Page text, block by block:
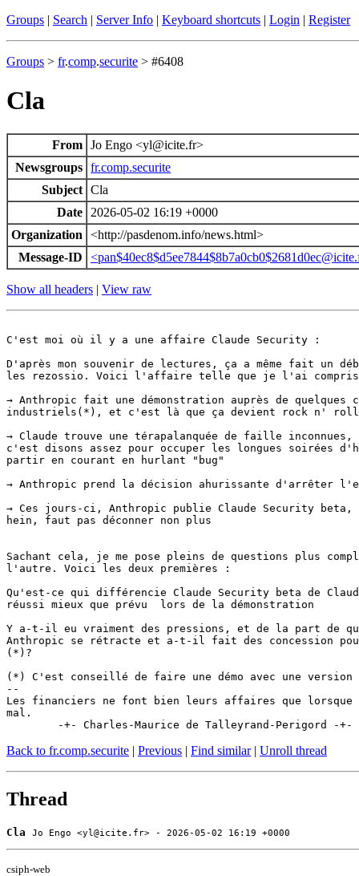
Groups | Search | Server Info | Keyboard shortcuts | Login | Register
Groups > fr.comp.securite > #6408
Cla
From Jo Engo <yl@icite.fr>
Newsgroups fr.comp.securite
Subject Cla
Date
2026-05-02 16:19 +0000
Organization
<http://pasdenom.info/news.html>
Message-ID
Show all headers | View raw
C'est moi où il y a une affaire Claude Security :
D'après mon souvenir de lectures, ça a même fait un
les rezossio. Voici l'affaire telle que je l'ai
→ Anthropic fait une démonstration auprès de
industriels(*), et c'est là que ça devient rock n' roll
→ Claude trouve une térapalanquée de faille
c'est disons assez pour occuper les longues soirées
partir en courant en hurlant "bug"
→ Anthropic prend la décision ahurissante d'arrêter
→ Ces jours-ci, Anthropic publie Claude Security
hein, faut pas déconner non plus
Sachant cela, je me pose pleins de questions plus
l'autre. Voici les deux premières :
Qu'est-ce qui différencie Claude Security beta de
réussi mieux que prévu  lors de la démonstration
Y a-t-il eu vraiment des pressions, et de la part de
Anthropic se rétracte et a-t-il fait des concession
(*)?
(*) C'est conseillé de faire une démo avec une version
--
Les financiers ne font bien leurs affaires que
mal.
	-+- Charles-Maurice de Talleyrand-Perigord -+-
Back to fr.comp.securite | Previous | Find similar| Unroll thread
Thread
Cla Jo Engo <yl@icite.fr> - 2026-05-02 16:19 +0000
csiph-web